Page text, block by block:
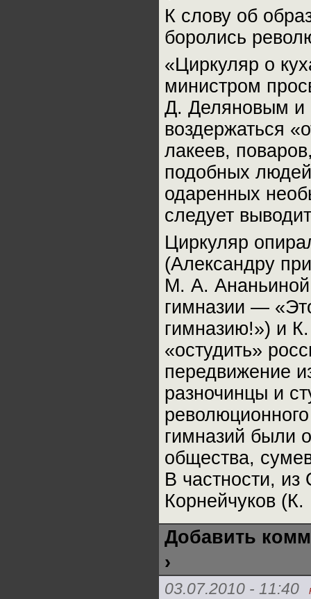
К слову об
боролись
«Циркуляр о
министром
Д. Деляновым и
воздержаться
лакеев,
подобных
одаренных
следует
Циркуляр
(Александру
М. А. Ананьиной
гимназии —
гимназию!») и
«остудить»
передвижение
разночинцы и
гимназий были
общества,
В частности,
Корнейчуков (К.
Добавить
›
03.07.2010 - 11:40